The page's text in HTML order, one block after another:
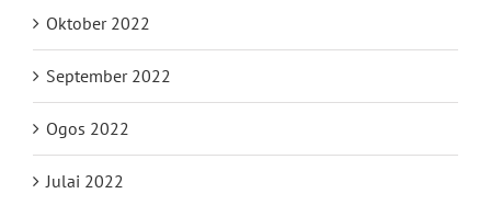
Oktober 2022
September 2022
Ogos 2022
Julai 2022